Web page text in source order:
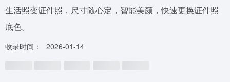
生活照变证件照，尺寸随心定，智能美颜，快速更换证件照
底色。
收录时间： 2026-01-14